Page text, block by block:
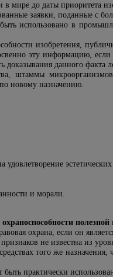
мире до даты приоритета
заявки, поданные с
использовано в
изобретения,
эту информацию, если
данного факта
штаммы
новому назначению.
эстетических
и морали.
полезной
охрана, если он
не известна из
того же назначения,
практически